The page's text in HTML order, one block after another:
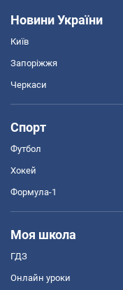
Новини України
Київ
Запоріжжя
Черкаси
Спорт
Футбол
Хокей
Формула-1
Моя школа
ГДЗ
Онлайн уроки